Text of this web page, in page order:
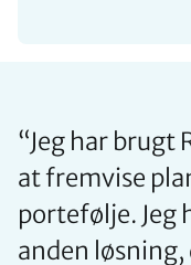
“Jeg har brugt
at fremvise
portefølje. Jeg
anden